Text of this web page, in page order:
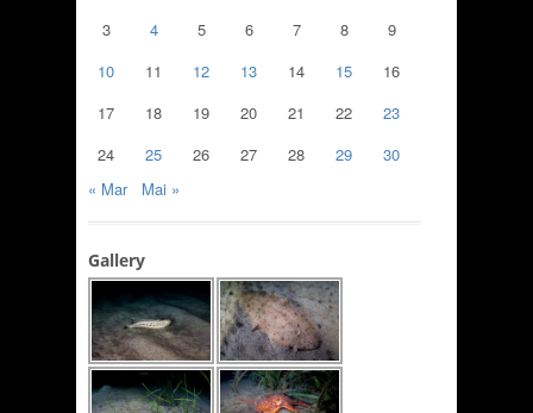
3
4 5 6 7 8
9
10
11 12 13 14 15
16
17
18 19 20 21 22
23
24
25 26 27 28 29
30
« Mar
Mai »
Gallery